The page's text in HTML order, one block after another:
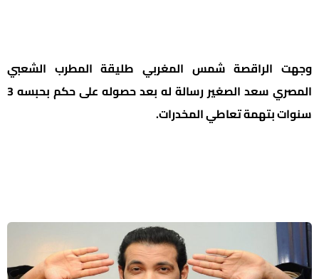
وجهت الراقصة شمس المغربي طليقة المطرب الشعبي
المصري سعد الصغير رسالة له بعد حصوله على حكم بحبسه 3
سنوات بتهمة تعاطي المخدرات.